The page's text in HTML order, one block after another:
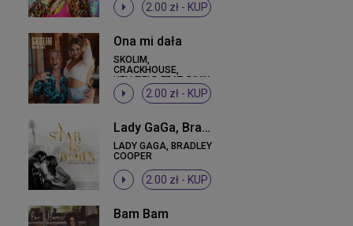
2.00 zł - KUP
Ona mi dała
SKOLIM,
CRACKHOUSE,
HELLFIELD FEAT. DIVIX
2.00 zł - KUP
Lady GaGa, Bradley Cooper - Shallow
LADY GAGA, BRADLEY
COOPER
2.00 zł - KUP
Bam Bam